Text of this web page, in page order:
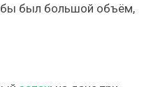
был большой объём,